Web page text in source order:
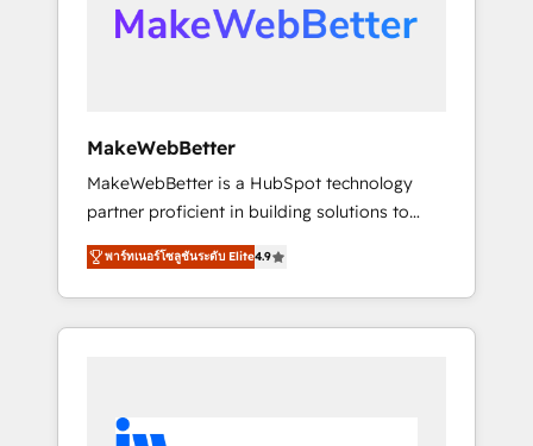
automation, we turn complexity into clarity,
human at global scale. 🏆 HubSpot’s CEO
MakeWebBetter
MakeWebBetter is a HubSpot technology
partner proficient in building solutions to
maximize the operational efficiency of
HubSpot. The fastest-growing tech-enabler &
facilitator, MakeWebBetter, hands you the
blend of HubSpot expertise & eminent
HubSpot experience 🤝HubSpot Premier
พาร์ทเนอร์โซลูชันระดับ Elite4.9